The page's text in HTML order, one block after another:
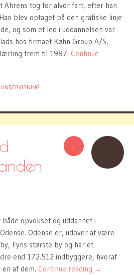
Ahrens tog for alvor fart, efter han
blev optaget på den grafiske linje
og som et led i uddannelsen var
hos firmaet Køhn Group A/S,
frem til 1987. Continue
UNDERVISNING
0
både opvokset og uddannet i
Odense er, udover at være
Fyns største by og har et
end 172.512 indbyggere, hvoraf
en af dem. Continue reading →